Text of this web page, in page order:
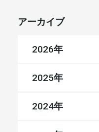
アーカイブ
2026年
2025年
2024年